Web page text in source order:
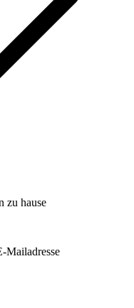
zu hause
Mailadresse